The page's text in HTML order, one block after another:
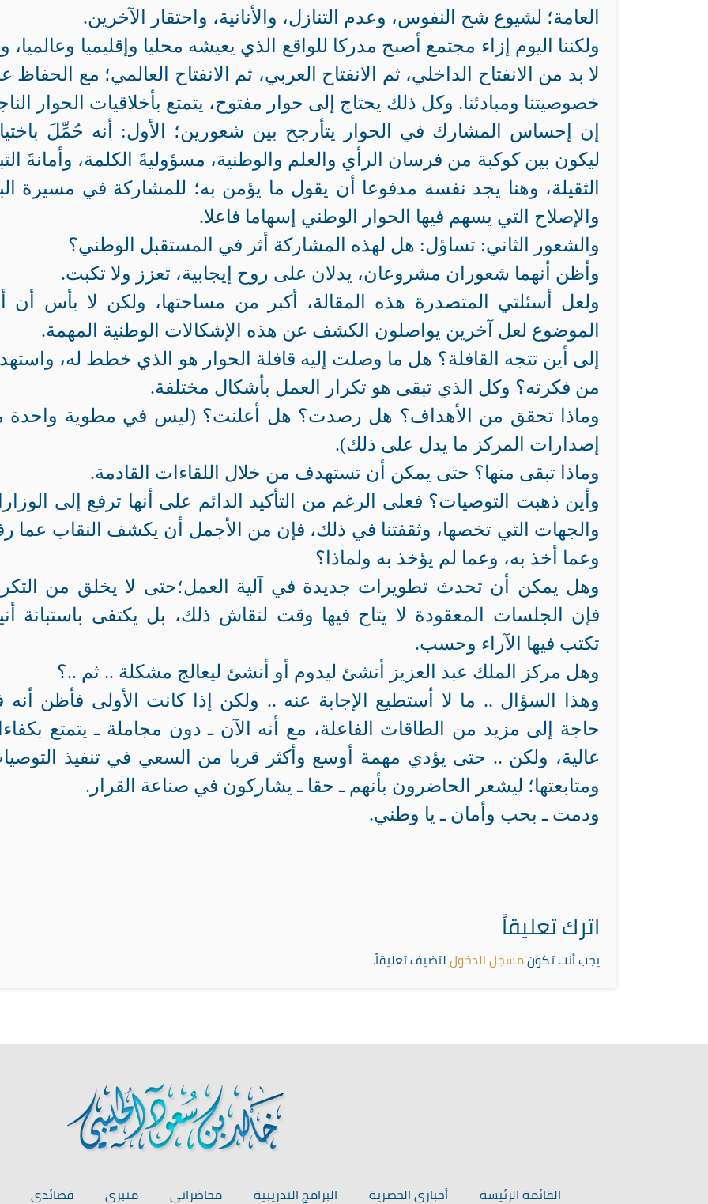
العامة؛ لشيوع شح النفوس، وعدم التنازل، والأنانية، واحتقار الآخرين.
ولكننا اليوم إزاء مجتمع أصبح مدركا للواقع الذي يعيشه محليا وإقليميا وعالميا،
لا بد من الانفتاح الداخلي، ثم الانفتاح العربي، ثم الانفتاح العالمي؛ مع الحفاظ
خصوصيتنا ومبادئنا. وكل ذلك يحتاج إلى حوار مفتوح، يتمتع بأخلاقيات الحوار
إن إحساس المشارك في الحوار يتأرجح بين شعورين؛ الأول: أنه حُمِّلَ
ليكون بين كوكبة من فرسان الرأي والعلم والوطنية، مسؤوليةَ الكلمة، وأمانةَ
الثقيلة، وهنا يجد نفسه مدفوعا أن يقول ما يؤمن به؛ للمشاركة في مسيرة
والإصلاح التي يسهم فيها الحوار الوطني إسهاما فاعلا.
والشعور الثاني: تساؤل: هل لهذه المشاركة أثر في المستقبل الوطني؟
وأظن أنهما شعوران مشروعان، يدلان على روح إيجابية، تعزز ولا تكبت.
ولعل أسئلتي المتصدرة هذه المقالة، أكبر من مساحتها، ولكن لا بأس أن
الموضوع لعل آخرين يواصلون الكشف عن هذه الإشكالات الوطنية المهمة.
إلى أين تتجه القافلة؟ هل ما وصلت إليه قافلة الحوار هو الذي خطط له،
من فكرته؟ وكل الذي تبقى هو تكرار العمل بأشكال مختلفة.
وماذا تحقق من الأهداف؟ هل رصدت؟ هل أعلنت؟ (ليس في مطوية واحدة
إصدارات المركز ما يدل على ذلك).
وماذا تبقى منها؟ حتى يمكن أن تستهدف من خلال اللقاءات القادمة.
وأين ذهبت التوصيات؟ فعلى الرغم من التأكيد الدائم على أنها ترفع إلى
والجهات التي تخصها، وثقفتنا في ذلك، فإن من الأجمل أن يكشف النقاب عما
وعما أخذ به، وعما لم يؤخذ به ولماذا؟
وهل يمكن أن تحدث تطويرات جديدة في آلية العمل؛حتى لا يخلق من
فإن الجلسات المعقودة لا يتاح فيها وقت لنقاش ذلك، بل يكتفى باستبانة
تكتب فيها الآراء وحسب.
وهل مركز الملك عبد العزيز أنشئ ليدوم أو أنشئ ليعالج مشكلة .. ثم ..؟
وهذا السؤال .. ما لا أستطيع الإجابة عنه .. ولكن إذا كانت الأولى فأظن
حاجة إلى مزيد من الطاقات الفاعلة، مع أنه الآن ـ دون مجاملة ـ يتمتع
عالية، ولكن .. حتى يؤدي مهمة أوسع وأكثر قربا من السعي في تنفيذ
ومتابعتها؛ ليشعر الحاضرون بأنهم ـ حقا ـ يشاركون في صناعة القرار.
ودمت ـ بحب وأمان ـ يا وطني.
اترك تعليقاً
يجب أنت تكونمسجل الدخوللتضيف تعليقاً.
القائمة الرئيسة أخباري الحصرية البرامج التدريبية محاضراتي منبري قصائدي